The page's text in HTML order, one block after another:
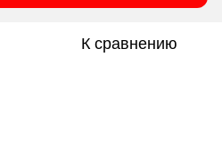
К сравнению